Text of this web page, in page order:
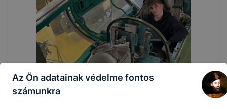
Az Ön adatainak védelme fontos
számunkra